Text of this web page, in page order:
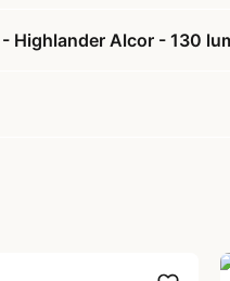
Highlander Alcor - 130